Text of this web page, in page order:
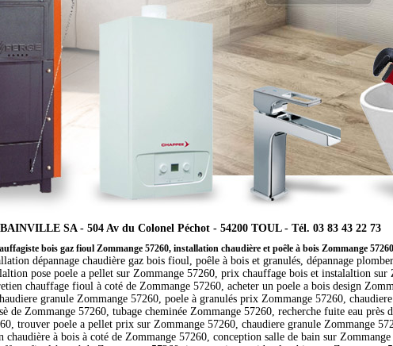
BAINVILLE SA - 504 Av du Colonel Péchot - 54200 TOUL - Tél. 03 83 43 22 73
bois gaz fioul Zommange 57260, installation chaudière et poêle à bois Zommange 57260
dépannage chaudière gaz bois fioul, poêle à bois et granulés, dépannage
pose poele a pellet sur Zommange 57260, prix chauffage bois et instalaltion
chauffage fioul à coté de Zommange 57260, acheter un poele a bois design
granule Zommange 57260, poele à granulés prix Zommange 57260,
de Zommange 57260, tubage cheminée Zommange 57260, recherche fuite eau
trouver poele a pellet prix sur Zommange 57260, chaudiere granule Zommange
à bois à coté de Zommange 57260, conception salle de bain sur